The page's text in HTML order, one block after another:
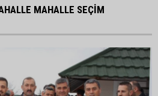
MAHALLE SEÇİM